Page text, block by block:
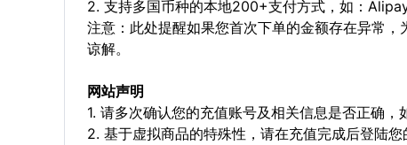
2. 支持多国币种的本地200+支付方式，如：
注意：此处提醒如果您首次下单的金额存在异常
谅解。
网站声明
1. 请多次确认您的充值账号及相关信息是否正确
2. 基于虚拟商品的特殊性，请在充值完成后登陆